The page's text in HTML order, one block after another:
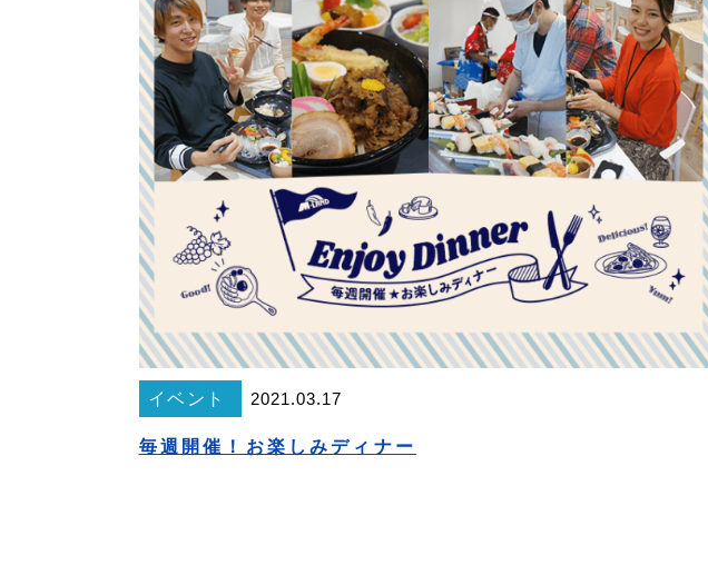
イベント 2021.03.17
毎週開催！お楽しみディナー